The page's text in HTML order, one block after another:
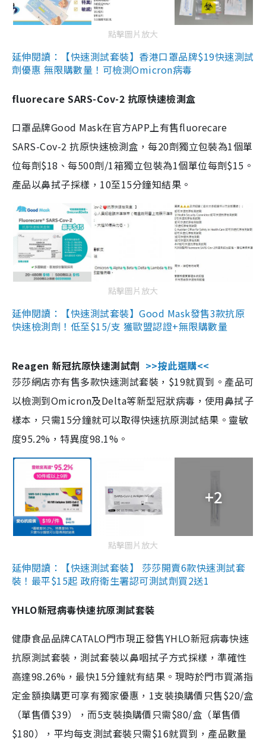
點擊圖片放大
延伸閱讀：【快速測試套裝】香港口罩品牌$19快速測試
劑優惠 無限購數量！可檢測Omicron病毒
fluorecare SARS-Cov-2 抗原快速檢測盒
口罩品牌Good Mask在官方APP上有售fluorecare
SARS-Cov-2 抗原快速檢測盒，每20劑獨立包裝為1個單
位每劑$18、每500劑/1箱獨立包裝為1個單位每劑$15。
產品以鼻拭子採樣，10至15分鐘知結果。
點擊圖片放大
延伸閱讀：【快速測試套裝】Good Mask發售3款抗原
快速檢測劑！低至$15/支 獲歐盟認證+無限購數量
Reagen 新冠抗原快速測試劑 >>按此選購<<
莎莎網店亦有售多款快速測試套裝，$19就買到。產品可
以檢測到Omicron及Delta等新型冠狀病毒，使用鼻拭子
樣本，只需15分鐘就可以取得快速抗原測試結果。靈敏
度95.2%，特異度98.1%。
+2
點擊圖片放大
延伸閱讀：【快速測試套裝】 莎莎開賣6款快速測試套
裝！最平$15起 政府衛生署認可測試劑買2送1
YHLO新冠病毒快速抗原測試套裝
健康食品品牌CATALO門市現正發售YHLO新冠病毒快速
抗原測試套裝，測試套裝以鼻咽拭子方式採樣，準確性
高達98.26%，最快15分鐘就有結果。現時於門市買滿指
定金額換購更可享有獨家優惠，1支裝換購價只售$20/盒
（單售價$39），而5支裝換購價只需$80/盒（單售價
$180），平均每支測試套裝只需$16就買到，產品數量